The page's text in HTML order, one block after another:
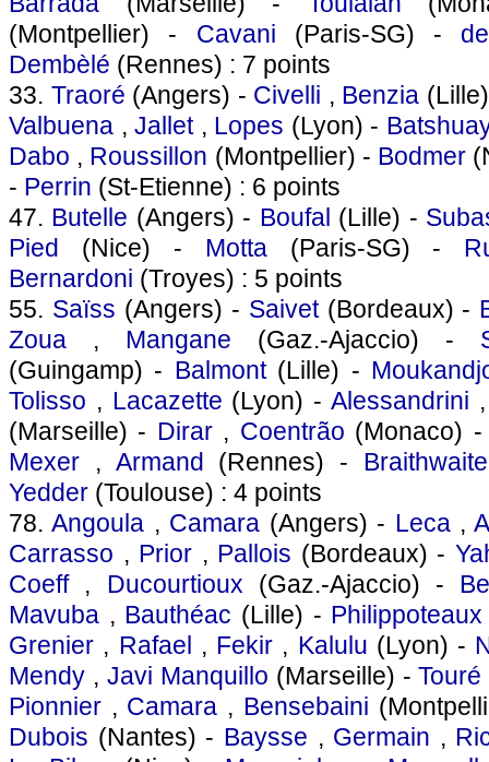
(Montpellier) - Cavani (Paris-SG) -
Dembèlé (Rennes) : 7 points
33. Traoré (Angers) - Civelli , Benzia
Valbuena ,Jallet, Lopes (Lyon) -
Dabo , Roussillon (Montpellier) - Bodmer
- Perrin (St-Etienne) : 6 points
47. Butelle (Angers) - Boufal (Lille) -
Pied (Nice) - Motta(Paris-SG) -
Bernardoni (Troyes) : 5 points
55. Saïss (Angers) - Saivet(Bordeaux) -
Zoua , Mangane (Gaz.-Ajaccio) -
(Guingamp) - Balmont(Lille) -
Tolisso , Lacazette (Lyon) - Alessandrini
(Marseille) - Dirar, Coentrão (Monaco)
Mexer , Armand (Rennes) - Braithwaite
Yedder (Toulouse) : 4 points
78.Angoula , Camara (Angers) - Leca,
Carrasso , Prior , Pallois (Bordeaux) -
Coeff, Ducourtioux (Gaz.-Ajaccio) -
Mavuba , Bauthéac (Lille) - Philippoteaux
Grenier , Rafael , Fekir , Kalulu (Lyon) -
Mendy , Javi Manquillo (Marseille) -Touré
Pionnier , Camara , Bensebaini
Dubois (Nantes) - Baysse , Germain ,